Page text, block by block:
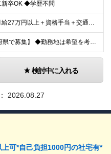
卒OK ◆学歴不問
◆未経験者：月給27万円以上＋資格手当＋交通費全額支給＋時間外手当＋休日出勤手当 等 ◆経験者：月給32万円以上＋資格手当＋交通費全額支給＋時間外手当＋休日出勤手当 等 ◎あなたの給与は、これま
【全国47都道府県で募集】 ◆勤務地は希望を考慮 ◆転勤なし ◆U・I・Jターン歓迎！ ◆基本直行直帰 ＼積極採用中／ 東北：宮城県、福島県 関東：東京都、神奈川県、埼玉県、千葉県 東海：愛知県、三
検討中に入れる
2026.08.27
可*自己負担1000円の社宅有*